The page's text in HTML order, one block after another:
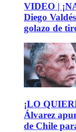
VIDEO |
Diego
golazo de
¡LO
Álvarez
de Chile